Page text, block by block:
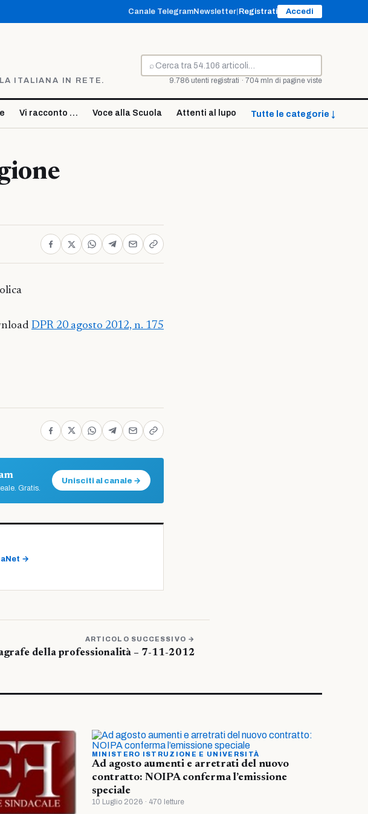
Canale TelegramNewsletter Registrati Accedi
ITALIANA IN RETE.
⌕
Cerca
9.786 utenti registrati · 704 mln di pagine viste
Vi racconto … Voce alla Scuola Attenti al lupo Tutte le categorie ↓
DPR 20 agosto 2012, n. 175
Gratis.
Unisciti al canale →
→
ARTICOLO SUCCESSIVO →
della professionalità – 7-11-2012
MINISTERO ISTRUZIONE E UNIVERSITÀ
Ad agosto aumenti e arretrati del nuovo
contratto: NOIPA conferma l’emissione
speciale
10 Luglio 2026 · 470 letture